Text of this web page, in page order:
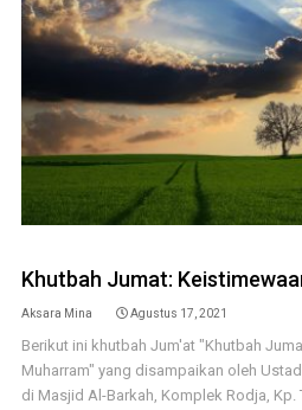
Khutbah Jumat:
Aksara Mina Agustus 17, 2021
Berikut ini khutbah Jum'at "Khutbah
Muharram" yang disampaikan oleh
di Masjid Al-Barkah, Komplek Rodja, Kp.